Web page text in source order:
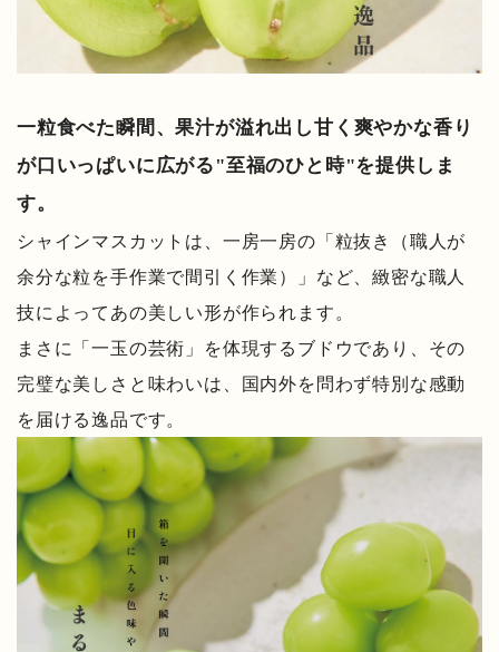
一粒食べた瞬間、果汁が溢れ出し甘く爽やかな香り
が口いっぱいに広がる"至福のひと時"を提供しま
す。
シャインマスカットは、一房一房の「粒抜き（職人が
余分な粒を手作業で間引く作業）」など、緻密な職人
技によってあの美しい形が作られます。
まさに「一玉の芸術」を体現するブドウであり、その
完璧な美しさと味わいは、国内外を問わず特別な感動
を届ける逸品です。